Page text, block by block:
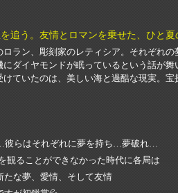
追う。友情とロマンを乗せた、ひと夏
ラン、彫刻家のレティシア。それぞれ
ダイヤモンドが眠っているという話が舞
ていたのは、美しい海と過酷な現実。
彼らはそれぞれに夢を持ち…夢破れ…
観ることができなかった時代に各局は
たな夢、愛情、そして友情